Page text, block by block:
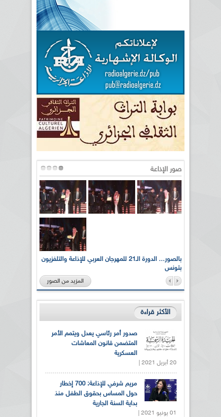
صور الإذاعة
بالصور... الدورة الـ21 للمهرجان العربي للإذاعة والتلفزيون
بتونس
المزيد من الصور
الأكثر قراءة
صدور أمر رئاسي يعدل ويتمم الأمر
المتضمن قانون المعاشات
العسكرية
20 أبريل 2021 |
مريم شرفي للإذاعة: 700 إخطار
حول المساس بحقوق الطفل منذ
بداية السنة الجارية
01 يونيو 2021 |